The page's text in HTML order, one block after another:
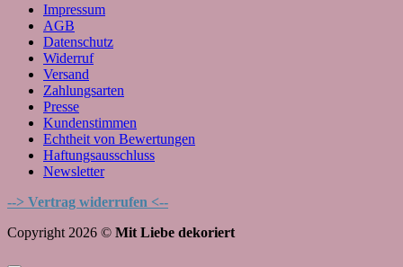
Impressum
AGB
Datenschutz
Widerruf
Versand
Zahlungsarten
Presse
Kundenstimmen
Echtheit von Bewertungen
Haftungsausschluss
Newsletter
--> Vertrag widerrufen <--
Copyright 2026 © Mit Liebe dekoriert